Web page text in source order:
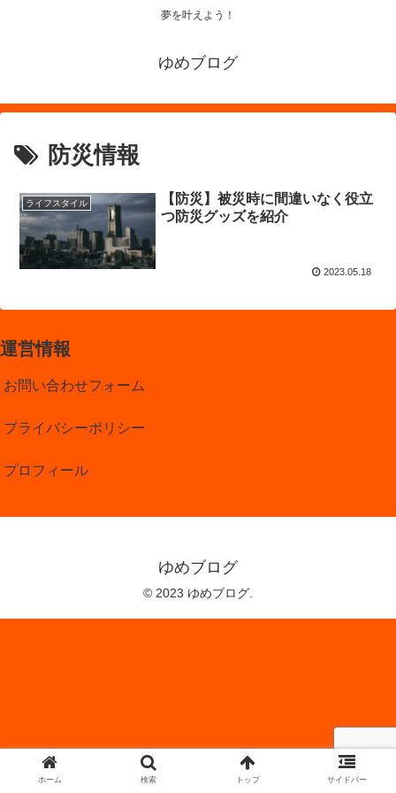
夢を叶えよう！
ゆめブログ
防災情報
ライフスタイル
【防災】被災時に間違いなく役立
つ防災グッズを紹介
2023.05.18
運営情報
お問い合わせフォーム
プライバシーポリシー
プロフィール
ゆめブログ
© 2023 ゆめブログ.
ホーム 検索 トップ サイドバー